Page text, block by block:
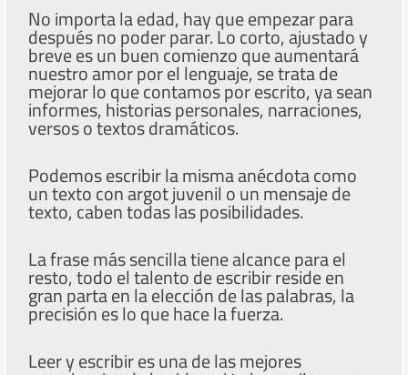
No importa la edad, hay que empezar para
después no poder parar. Lo corto, ajustado y
breve es un buen comienzo que aumentará
nuestro amor por el lenguaje, se trata de
mejorar lo que contamos por escrito, ya sean
informes, historias personales, narraciones,
versos o textos dramáticos.
Podemos escribir la misma anécdota como
un texto con argot juvenil o un mensaje de
texto, caben todas las posibilidades.
La frase más sencilla tiene alcance para el
resto, todo el talento de escribir reside en
gran parta en la elección de las palabras, la
precisión es lo que hace la fuerza.
Leer y escribir es una de las mejores